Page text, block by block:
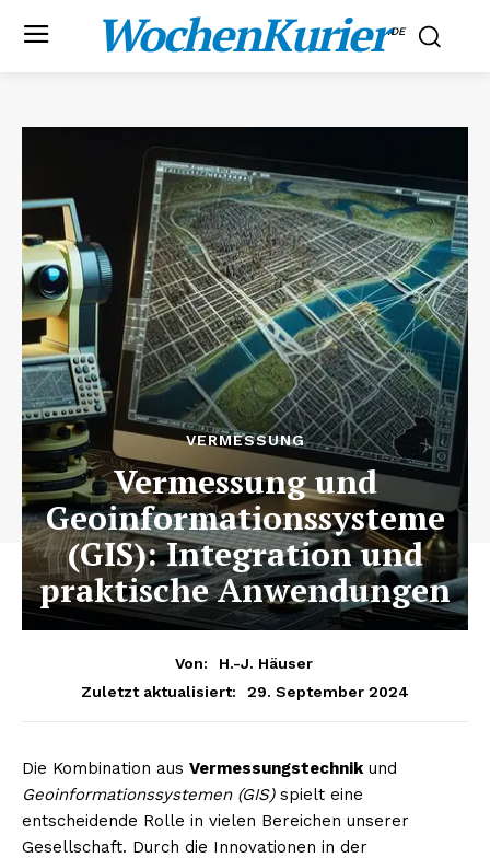
WochenKurier.DE
VERMESSUNG
Vermessung und
Geoinformationssysteme
(GIS): Integration und
praktische Anwendungen
Von:
H.-J. Häuser
Zuletzt aktualisiert:
29. September 2024
Die Kombination aus Vermessungstechnikund
Geoinformationssystemen (GIS)spielt eine
entscheidende Rolle in vielen Bereichen unserer
Gesellschaft. Durch die Innovationen in der